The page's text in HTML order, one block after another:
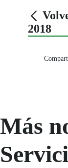
2018
Más